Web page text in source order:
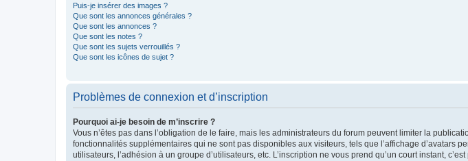
Puis-je insérer des images ?
Que sont les annonces générales ?
Que sont les annonces ?
Que sont les notes ?
Que sont les sujets verrouillés ?
Que sont les icônes de sujet ?
Problèmes de connexion et d’inscription
Pourquoi ai-je besoin de m’inscrire ?
Vous n’êtes pas dans l’obligation de le faire, mais les administrateurs du forum peuvent limiter la
fonctionnalités supplémentaires qui ne sont pas disponibles aux visiteurs, tels que l’affichage d’avatars
utilisateurs, l’adhésion à un groupe d’utilisateurs, etc. L’inscription ne vous prend qu’un court instant,